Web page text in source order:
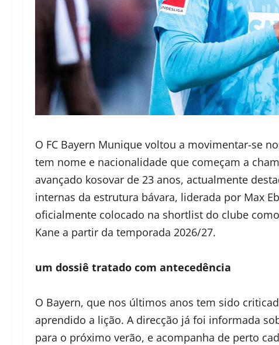
O FC Bayern Munique voltou a movimentar-se
tem nome e nacionalidade que começam a
avançado kosovar de 23 anos, actualmente
internas da estrutura bávara, liderada por Max
oficialmente colocado na shortlist do clube
Kane a partir da temporada 2026/27.
um dossiê tratado com antecedência
O Bayern, que nos últimos anos tem sido
aprendido a lição. A direcção já foi informada
para o próximo verão, e acompanha de perto